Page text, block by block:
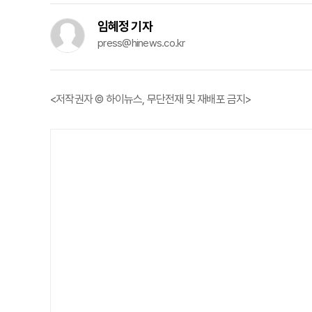
임혜정 기자
press@hinews.co.kr
<저작권자 © 하이뉴스, 무단전재 및 재배포 금지>